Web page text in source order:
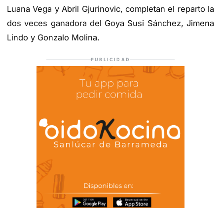
Luana Vega y Abril Gjurinovic, completan el reparto la
dos veces ganadora del Goya Susi Sánchez, Jimena
Lindo y Gonzalo Molina.
PUBLICIDAD